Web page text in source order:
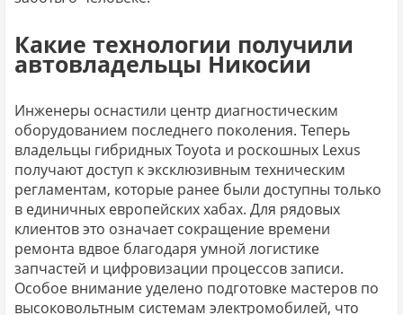
Какие технологии получили
автовладельцы Никосии
Инженеры оснастили центр диагностическим
оборудованием последнего поколения. Теперь
владельцы гибридных Toyota и роскошных Lexus
получают доступ к эксклюзивным техническим
регламентам, которые ранее были доступны только
в единичных европейских хабах. Для рядовых
клиентов это означает сокращение времени
ремонта вдвое благодаря умной логистике
запчастей и цифровизации процессов записи.
Особое внимание уделено подготовке мастеров по
высоковольтным системам электромобилей, что